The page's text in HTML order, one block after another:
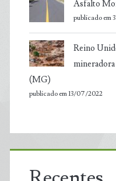
Asfalto
publicado em
Reino
(MG)
publicado em 13/07/2022